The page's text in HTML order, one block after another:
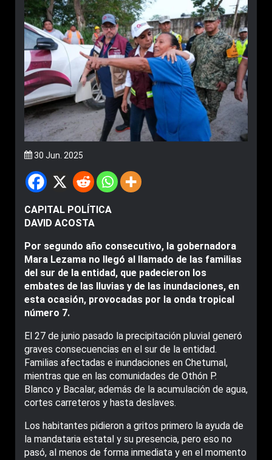
30 Jun. 2025
CAPITAL POLÍTICA
DAVID ACOSTA
Por segundo año consecutivo, la gobernadora
Mara Lezama no llegó al llamado de las familias
del sur de la entidad, que padecieron los
embates de las lluvias y de las inundaciones, en
esta ocasión, provocadas por la onda tropical
número 7.
El 27 de junio pasado la precipitación pluvial generó
graves consecuencias en el sur de la entidad.
Familias afectadas e inundaciones en Chetumal,
mientras que en las comunidades de Othón P.
Blanco y Bacalar, además de la acumulación de agua,
cortes carreteros y hasta deslaves.
Los habitantes pidieron a gritos primero la ayuda de
la mandataria estatal y su presencia, pero eso no
pasó, al menos de forma inmediata y en el momento